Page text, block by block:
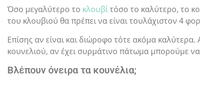
Όσο μεγαλύτερο το κλουβίτόσο το καλύτερο, το
του κλουβιού θα πρέπει να είναι τουλάχιστον 4
Επίσης αν είναι και διώροφο τότε ακόμα
κουνελιού, αν έχει συρμάτινο πάτωμα μπορούμε
Βλέπουν όνειρα τα κουνέλια;